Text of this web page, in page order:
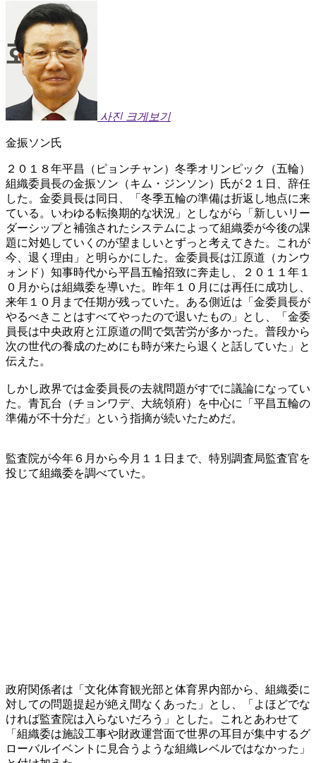
사진 크게보기
金振ソン氏
２０１８年平昌（ピョンチャン）冬季オリンピック（五輪）
組織委員長の金振ソン（キム・ジンソン）氏が２１日、辞任
した。金委員長は同日、「冬季五輪の準備は折返し地点に来
ている。いわゆる転換期的な状況」としながら「新しいリー
ダーシップと補強されたシステムによって組織委が今後の課
題に対処していくのが望ましいとずっと考えてきた。これが
今、退く理由」と明らかにした。金委員長は江原道（カンウ
ォンド）知事時代から平昌五輪招致に奔走し、２０１１年１
０月からは組織委を導いた。昨年１０月には再任に成功し、
来年１０月まで任期が残っていた。ある側近は「金委員長が
やるべきことはすべてやったので退いたもの」とし、「金委
員長は中央政府と江原道の間で気苦労が多かった。普段から
次の世代の養成のためにも時が来たら退くと話していた」と
伝えた。
しかし政界では金委員長の去就問題がすでに議論になってい
た。青瓦台（チョンワデ、大統領府）を中心に「平昌五輪の
準備が不十分だ」という指摘が続いたためだ。
監査院が今年６月から今月１１日まで、特別調査局監査官を
投じて組織委を調べていた。
政府関係者は「文化体育観光部と体育界内部から、組織委に
対しての問題提起が絶え間なくあった」とし、「よほどでな
ければ監査院は入らないだろう」とした。これとあわせて
「組織委は施設工事や財政運営面で世界の耳目が集中するグ
ローバルイベントに見合うような組織レベルではなかった」